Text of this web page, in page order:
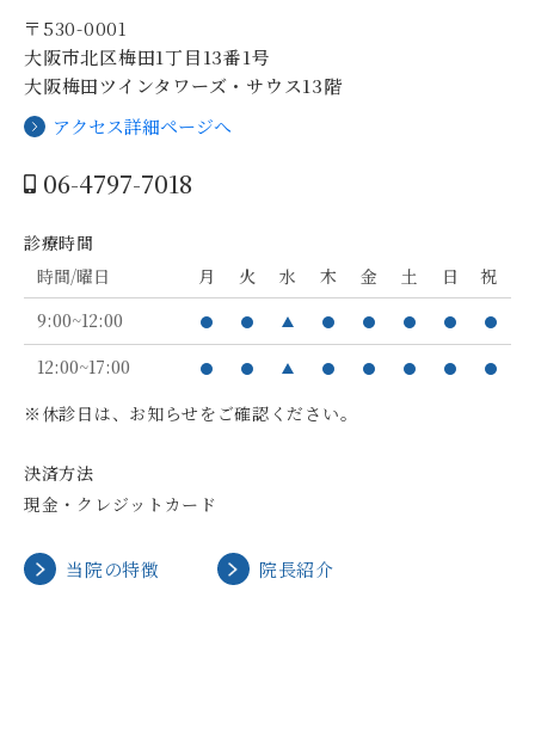
〒530-0001
大阪市北区梅田1丁目13番1号
大阪梅田ツインタワーズ・サウス13階
アクセス詳細ページへ
06-4797-7018
診療時間
時間/曜日
月 火 水 木 金 土 日
祝
9:00~12:00
12:00~17:00
※休診日は、お知らせをご確認ください。
決済方法
現金・クレジットカード
当院の特徴 院長紹介